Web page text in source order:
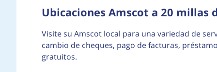
Ubicaciones Amscot a 20 millas
Visite su Amscot local para una variedad de
cambio de cheques, pago de facturas,
gratuitos.